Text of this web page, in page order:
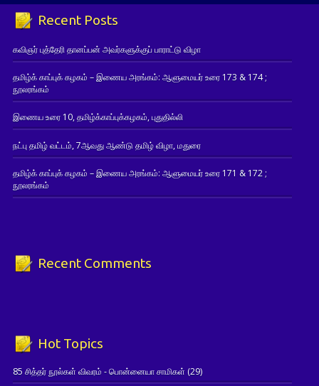
Recent Posts
கவிஞர் புத்தேரி தானப்பன் அவர்களுக்குப் பாராட்டு விழா
தமிழ்க் காப்புக் கழகம் – இணைய அரங்கம்: ஆளுமையர் உரை 173 & 174 ;
நூலரங்கம்
இணைய உரை 10, தமிழ்க்காப்புக்கழகம், புதுதில்லி
நட்பு தமிழ் வட்டம், 7ஆவது ஆண்டு தமிழ் விழா, மதுரை
தமிழ்க் காப்புக் கழகம் – இணைய அரங்கம்: ஆளுமையர் உரை 171 & 172 ;
நூலரங்கம்
Recent Comments
Hot Topics
85 சித்தர் நூல்கள் விவரம் - பொன்னையா சாமிகள் (29)